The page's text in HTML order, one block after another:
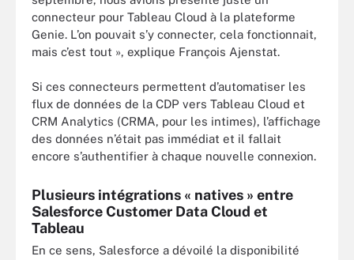
connecteur pour Tableau Cloud à la plateforme
Genie. L’on pouvait s’y connecter, cela fonctionnait,
mais c’est tout », explique François Ajenstat.
Si ces connecteurs permettent d’automatiser les
flux de données de la CDP vers Tableau Cloud et
CRM Analytics (CRMA, pour les intimes), l’affichage
des données n’était pas immédiat et il fallait
encore s’authentifier à chaque nouvelle connexion.
Plusieurs intégrations « natives » entre
Salesforce Customer Data Cloud et
Tableau
En ce sens, Salesforce a dévoilé la disponibilité